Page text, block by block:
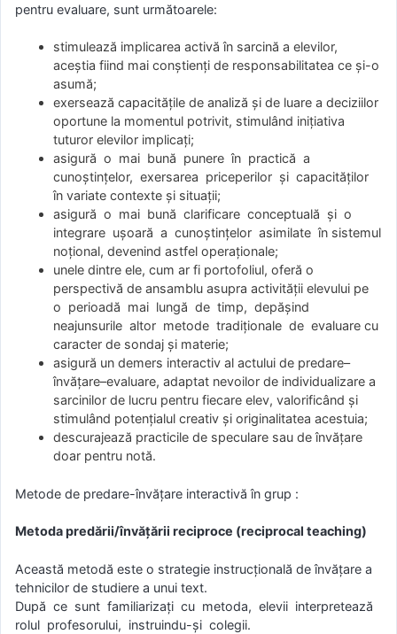
pentru evaluare, sunt următoarele:
stimulează implicarea activă în sarcină a elevilor,
aceştia fiind mai conştienţi de responsabilitatea ce şi-o
asumă;
exersează capacităţile de analiză şi de luare a deciziilor
oportune la momentul potrivit, stimulând iniţiativa
tuturor elevilor implicaţi;
asigură o mai bună punere în practică a
cunoştinţelor, exersarea priceperilor şi capacităţilor
în variate contexte şi situaţii;
asigură o mai bună clarificare conceptuală şi o
integrare uşoară a cunoştinţelor asimilate în sistemul
noţional, devenind astfel operaţionale;
unele dintre ele, cum ar fi portofoliul, oferă o
perspectivă de ansamblu asupra activităţii elevului pe
o perioadă mai lungă de timp, depăşind
neajunsurile altor metode tradiţionale de evaluare cu
caracter de sondaj şi materie;
asigură un demers interactiv al actului de predare–
învăţare–evaluare, adaptat nevoilor de individualizare a
sarcinilor de lucru pentru fiecare elev, valorificând şi
stimulând potenţialul creativ şi originalitatea acestuia;
descurajează practicile de speculare sau de învăţare
doar pentru notă.
Metode de predare-învăţare interactivă în grup :
Metoda predării/învăţării reciproce (reciprocal teaching)
Această metodă este o strategie instrucţională de învăţare a
tehnicilor de studiere a unui text.
După ce sunt familiarizaţi cu metoda, elevii interpretează
rolul profesorului, instruindu-şi colegii.